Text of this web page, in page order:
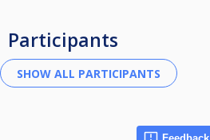
Participants